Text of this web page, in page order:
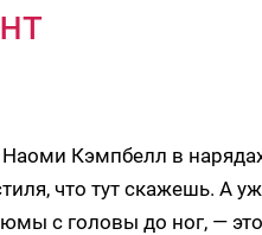
Кэмпбелл в
что тут скажешь. А
с головы до ног, —